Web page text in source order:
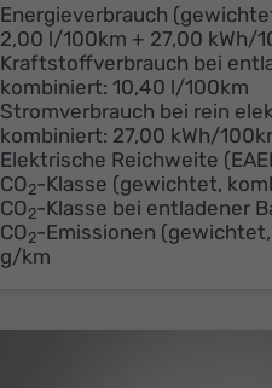
Energieverbrauch
2,00 l/100km + 27,00 kWh/
Kraftstoffverbrauch bei
kombiniert: 10,40 l/100km
Stromverbrauch bei rein
kombiniert: 27,00 kWh/
Elektrische Reichweite
CO2-Klasse (gewichtet,
CO2-Klasse bei entladener
CO2-Emissionen
g/km